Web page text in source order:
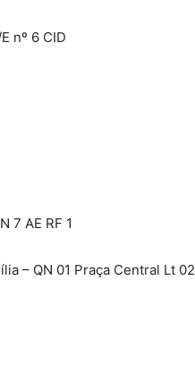
nº 6 CID
7 AE RF 1
– QN 01 Praça Central Lt 02